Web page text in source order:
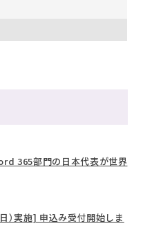
365部門の日本代表が世界
）実施] 申込み受付開始しま